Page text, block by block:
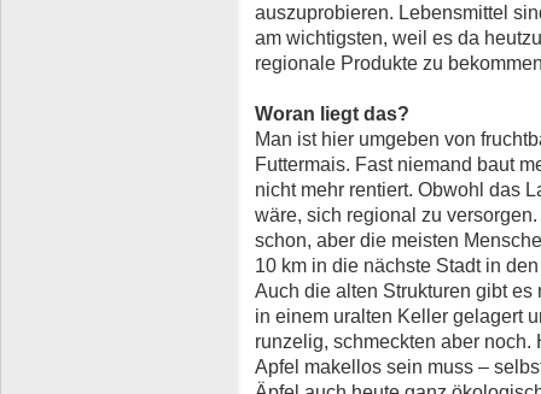
auszuprobieren. Lebensmittel
am wichtigsten, weil es da
regionale Produkte zu
Woran liegt das?
Man ist hier umgeben von
Futtermais. Fast niemand baut
nicht mehr rentiert. Obwohl das
wäre, sich regional zu
schon, aber die meisten
10 km in die nächste Stadt in
Auch die alten Strukturen gibt
in einem uralten Keller gelagert
runzelig, schmeckten aber
Apfel makellos sein muss –